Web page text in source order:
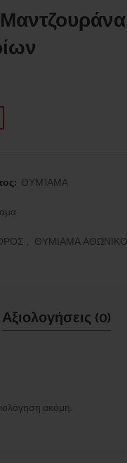
ΘΥΜΊΑΜΑ
, ΘΥΜΙΑΜΑ ΑΘΩΝΙΚΟ
Αξιολογήσεις (0)
ακόμη.